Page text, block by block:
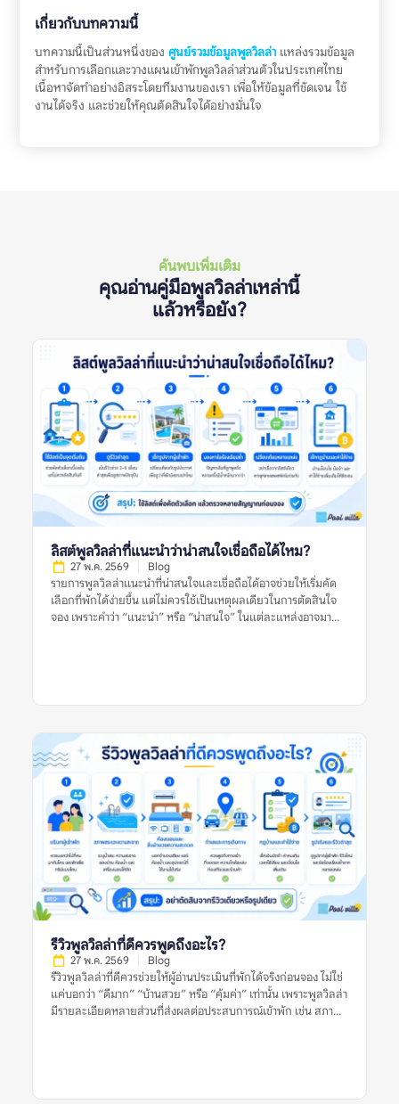
เกี่ยวกับบทความนี้
บทความนี้เป็นส่วนหนึ่งของ ศูนย์รวมข้อมูลพูลวิลล่าแหล่งรวมข้อมูล
สำหรับการเลือกและวางแผนเข้าพักพูลวิลล่าส่วนตัวในประเทศไทย
เนื้อหาจัดทำอย่างอิสระโดยทีมงานของเรา เพื่อให้ข้อมูลที่ชัดเจน ใช้
งานได้จริง และช่วยให้คุณตัดสินใจได้อย่างมั่นใจ
ค้นพบเพิ่มเติม
คุณอ่านคู่มือพูลวิลล่าเหล่านี้
แล้วหรือยัง?
ลิสต์พูลวิลล่าที่แนะนำว่าน่าสนใจเชื่อถือได้ไหม?
27 พ.ค. 2569 Blog
รายการพูลวิลล่าแนะนำที่น่าสนใจและเชื่อถือได้อาจช่วยให้เริ่มคัด
เลือกที่พักได้ง่ายขึ้น แต่ไม่ควรใช้เป็นเหตุผลเดียวในการตัดสินใจ
จอง เพราะคำว่า “แนะนำ” หรือ “น่าสนใจ” ในแต่ละแหล่งอาจมา
จากผู้เข้าพัก ข้อร้องเรียนซ้ำ กฎบ้าน ค่าใช้จ่ายเพิ่มเติม และข้อมูล
หรือรูปเดียว เพราะพูลวิลล่าที่เหมาะกับคนหนึ่งอาจไม่เหมาะกับอีก
กลุ่มหนึ่งเสมอไป รายการพูลวิลล่าแนะนำที่น่าสนใจและเชื่อถือได้
หมายถึงอะไร? รายการพูลวิลล่าแนะนำที่น่าสนใจและเชื่อถือได้
หมายถึงรายชื่อที่พักพูลวิลล่าที่ถูกนำเสนอว่าเหมาะแก่การพิจารณา
โดยอาจคัดจากทำเล ราคา ความนิยม รูปภาพ รีวิว สิ่งอำนวยความ
สะดวก หรือความเหมาะสมกับกลุ่มผู้เข้าพักบางประเภท อย่างไร
ก็ตาม คำว่า “แนะนำ” ไม่ได้แปลว่าที่พักนั้นเหมาะกับทุกคน และไม่
ได้รับประกันว่าประสบการณ์เข้าพักจะตรงกับความคาดหวังเสมอไป
เพราะผู้จองแต่ละกลุ่มมีเงื่อนไขต่างกัน เช่น จำนวนคน งบประมาณ
ความต้องการใช้สระ ความต้องการทำอาหาร ความเงียบสงบ หรือ
ความสะดวกในการเดินทาง ลิสต์แนะนำที่มีคุณภาพควรช่วยให้ผู้
อ่านเห็นเกณฑ์การพิจารณา ไม่ใช่แค่บอกว่าที่พักใด “ดีที่สุด” โดย
ไม่มีเหตุผลประกอบ ยิ่งลิสต์อธิบายเกณฑ์ชัดเจน เช่น เหมาะกับ
ครอบครัว […]
รีวิวพูลวิลล่าที่ดีควรพูดถึงอะไร?
27 พ.ค. 2569 Blog
รีวิวพูลวิลล่าที่ดีควรช่วยให้ผู้อ่านประเมินที่พักได้จริงก่อนจอง ไม่ใช่
แค่บอกว่า “ดีมาก” “บ้านสวย” หรือ “คุ้มค่า” เท่านั้น เพราะพูลวิลล่า
มีรายละเอียดหลายส่วนที่ส่งผลต่อประสบการณ์เข้าพัก เช่น สภาพ
เพียงอย่างเดียว ควรดูหลายสัญญาณร่วมกัน ทั้งรูปจริงจากผู้เข้าพัก